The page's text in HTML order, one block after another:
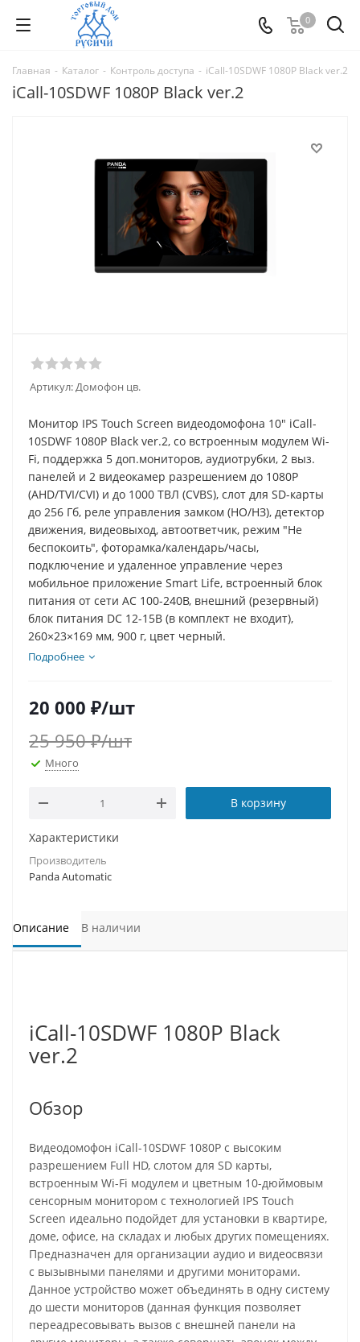
0
Главная - Каталог - Контроль доступа - iCall-10SDWF 1080P Black ver.2
iCall-10SDWF 1080P Black ver.2
Артикул:Домофон цв.
Монитор IPS Touch Screen видеодомофона 10" iCall-
10SDWF 1080P Black ver.2, со встроенным модулем Wi-
Fi, поддержка 5 доп.мониторов, аудиотрубки, 2 выз.
панелей и 2 видеокамер разрешением до 1080P
(AHD/TVI/CVI) и до 1000 ТВЛ (CVBS), слот для SD-карты
до 256 Гб, реле управления замком (НО/НЗ), детектор
движения, видеовыход, автоответчик, режим "Не
беспокоить", фоторамка/календарь/часы,
подключение и удаленное управление через
мобильное приложение Smart Life, встроенный блок
питания от сети AC 100-240В, внешний (резервный)
блок питания DC 12-15В (в комплект не входит),
260×23×169 мм, 900 г, цвет черный.
Подробнее
20 000 ₽/шт
25 950₽/шт
Много
В корзину
Характеристики
Производитель
Panda Automatic
Описание В наличии
iCall-10SDWF 1080P Black
ver.2
Обзор
Видеодомофон iCall-10SDWF 1080P с высоким
разрешением Full HD, слотом для SD карты,
встроенным Wi-Fi модулем и цветным 10-дюймовым
сенсорным монитором с технологией IPS Touch
Screen идеально подойдет для установки в квартире,
доме, офисе, на складах и любых других помещениях.
Предназначен для организации аудио и видеосвязи
с вызывными панелями и другими мониторами.
Данное устройство может объединять в одну систему
до шести мониторов (данная функция позволяет
переадресовывать вызов с внешней панели на